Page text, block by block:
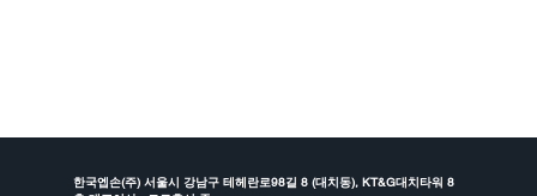
한국엡손(주) 서울시 강남구 테헤란로98길 8 (대치동), KT&G대치타워 8